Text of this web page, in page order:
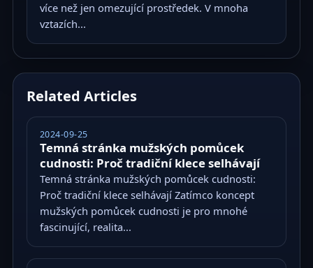
více než jen omezující prostředek. V mnoha
vztazích...
Related Articles
2024-09-25
Temná stránka mužských pomůcek
cudnosti: Proč tradiční klece selhávají
Temná stránka mužských pomůcek cudnosti:
Proč tradiční klece selhávají Zatímco koncept
mužských pomůcek cudnosti je pro mnohé
fascinující, realita...